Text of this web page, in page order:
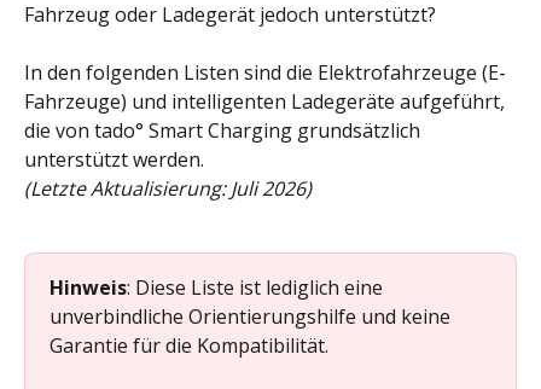
Fahrzeug oder Ladegerät jedoch unterstützt?
In den folgenden Listen sind die Elektrofahrzeuge (E-
Fahrzeuge) und intelligenten Ladegeräte aufgeführt,
die von tado° Smart Charging grundsätzlich
unterstützt werden.
(Letzte Aktualisierung: Juli 2026)
Hinweis: Diese Liste ist lediglich eine
unverbindliche Orientierungshilfe und keine
Garantie für die Kompatibilität.